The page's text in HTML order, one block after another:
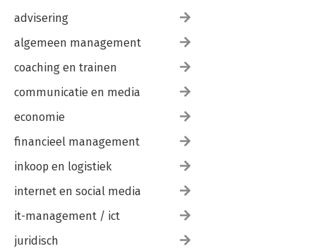
advisering
algemeen management
coaching en trainen
communicatie en media
economie
financieel management
inkoop en logistiek
internet en social media
it-management / ict
juridisch